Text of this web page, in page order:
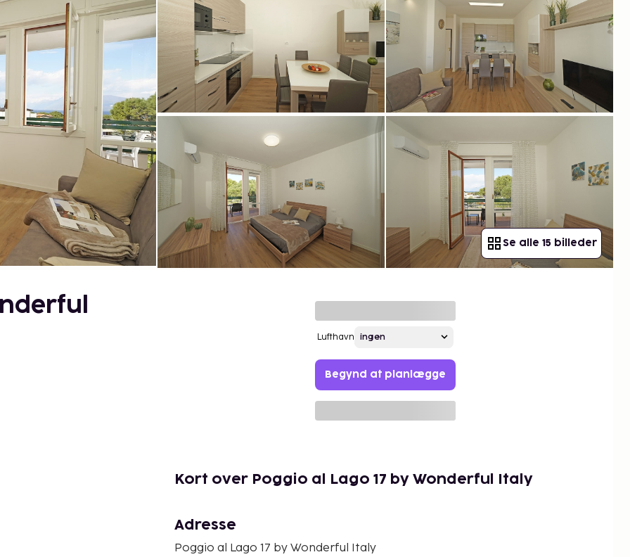
Se alle 15 billeder
Lufthavn
Begynd at planlægge
Kort over Poggio al Lago 17 by Wonderful Italy
Adresse
Poggio al Lago 17 by Wonderful Italy